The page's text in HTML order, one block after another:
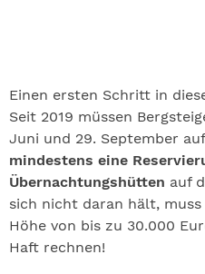
Einen ersten Schritt in
Seit 2019 müssen
Juni und 29. September
mindestens eine
Übernachtungshütten auf
sich nicht daran hält,
Höhe von bis zu 30.000
Haft rechnen!